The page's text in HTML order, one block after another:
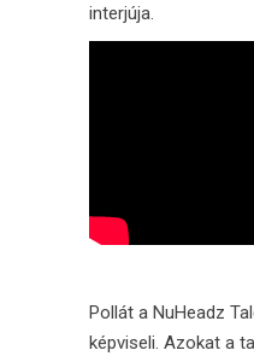
interjúja.
Pollát a NuHeadz
képviseli. Azokat a